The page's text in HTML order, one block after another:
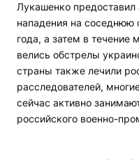
Лукашенко
нападения на соседнюю
года, а затем в течение
велись обстрелы
страны также лечили
расследователей,
сейчас активно
российского военно-